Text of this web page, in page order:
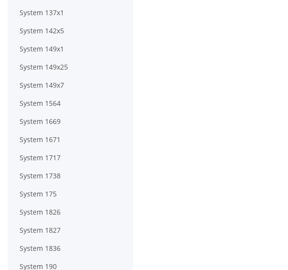
System 137x1
System 142x5
System 149x1
System 149x25
System 149x7
System 1564
System 1669
System 1671
System 1717
System 1738
System 175
System 1826
System 1827
System 1836
System 190